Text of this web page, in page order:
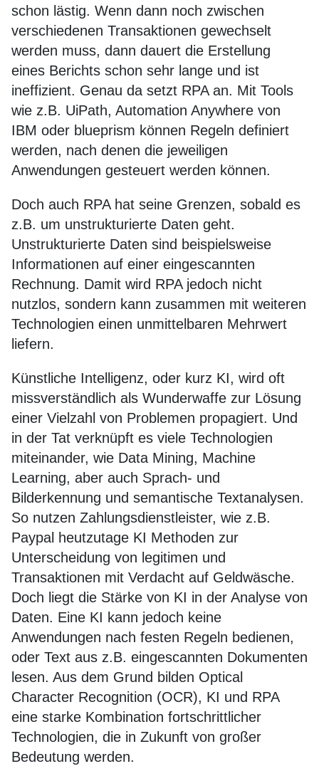
schon lästig. Wenn dann noch zwischen
verschiedenen Transaktionen gewechselt
werden muss, dann dauert die Erstellung
eines Berichts schon sehr lange und ist
ineffizient. Genau da setzt RPA an. Mit Tools
wie z.B. UiPath, Automation Anywhere von
IBM oder blueprism können Regeln definiert
werden, nach denen die jeweiligen
Anwendungen gesteuert werden können.
Doch auch RPA hat seine Grenzen, sobald es
z.B. um unstrukturierte Daten geht.
Unstrukturierte Daten sind beispielsweise
Informationen auf einer eingescannten
Rechnung. Damit wird RPA jedoch nicht
nutzlos, sondern kann zusammen mit weiteren
Technologien einen unmittelbaren Mehrwert
liefern.
Künstliche Intelligenz, oder kurz KI, wird oft
missverständlich als Wunderwaffe zur Lösung
einer Vielzahl von Problemen propagiert. Und
in der Tat verknüpft es viele Technologien
miteinander, wie Data Mining, Machine
Learning, aber auch Sprach- und
Bilderkennung und semantische Textanalysen.
So nutzen Zahlungsdienstleister, wie z.B.
Paypal heutzutage KI Methoden zur
Unterscheidung von legitimen und
Transaktionen mit Verdacht auf Geldwäsche.
Doch liegt die Stärke von KI in der Analyse von
Daten. Eine KI kann jedoch keine
Anwendungen nach festen Regeln bedienen,
oder Text aus z.B. eingescannten Dokumenten
lesen. Aus dem Grund bilden Optical
Character Recognition (OCR), KI und RPA
eine starke Kombination fortschrittlicher
Technologien, die in Zukunft von großer
Bedeutung werden.